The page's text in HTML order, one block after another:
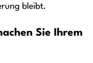
bleibt.
Sie Ihrem